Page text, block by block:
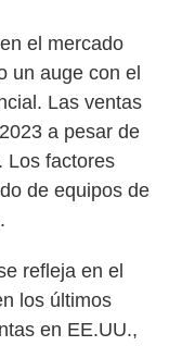
el mercado
un auge con el
Las ventas
a pesar de
Los factores
de equipos de
refleja en el
los últimos
en EE.UU.,